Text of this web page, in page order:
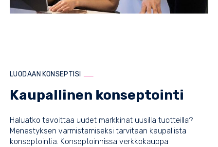
LUODAAN KONSEPTISI
Kaupallinen konseptointi
Haluatko tavoittaa uudet markkinat uusilla tuotteilla?
Menestyksen varmistamiseksi tarvitaan kaupallista
konseptointia. Konseptoinnissa verkkokauppa